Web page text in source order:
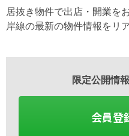
居抜き物件で出店・開業を
岸線の最新の物件情報をリ
限定公開情
会員登